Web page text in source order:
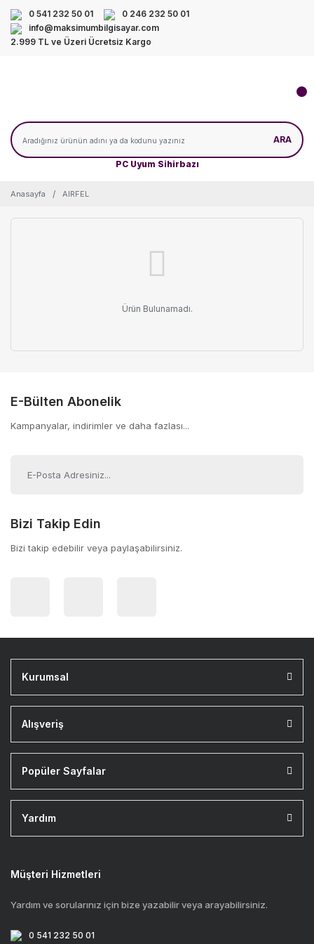
0 541 232 50 01
0 246 232 50 01
info@maksimumbilgisayar.com
2.999 TL ve Üzeri Ücretsiz Kargo
PC Uyum Sihirbazı
ARA
Anasayfa AIRFEL
Ürün Bulunamadı.
E-Bülten Abonelik
Kampanyalar, indirimler ve daha fazlası...
Bizi Takip Edin
Bizi takip edebilir veya paylaşabilirsiniz.
Kurumsal
Alışveriş
Popüler Sayfalar
Yardım
Müşteri Hizmetleri
Yardım ve sorularınız için bize yazabilir veya arayabilirsiniz.
0 541 232 50 01